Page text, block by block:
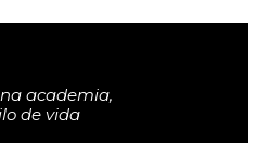
academia,
de vida